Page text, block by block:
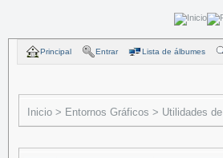
Principal Entrar Lista de álbumes
Inicio > Entornos Gráficos > Utilidades